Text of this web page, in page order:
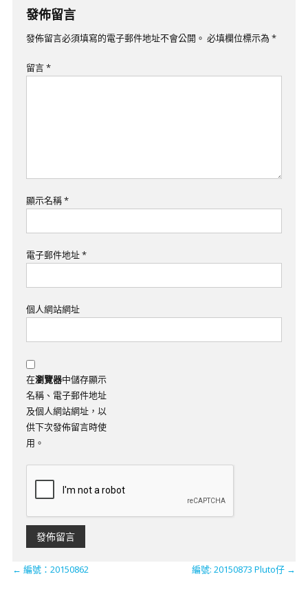
導
覽
發佈留言
發佈留言必須填寫的電子郵件地址不會公開。 必填欄位標示為 *
留言*
顯示名稱*
電子郵件地址*
個人網站網址
在瀏覽器中儲存顯示
名稱、電子郵件地址
及個人網站網址，以
供下次發佈留言時使
用。
← ​​編號：20150862 編號: 20150873 Pluto仔 →